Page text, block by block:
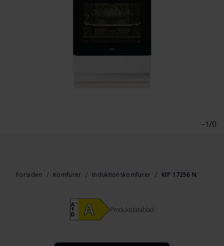
-1/0
Forsiden Komfurer Induktionskomfurer KIP 17256 N
Produktdatablad